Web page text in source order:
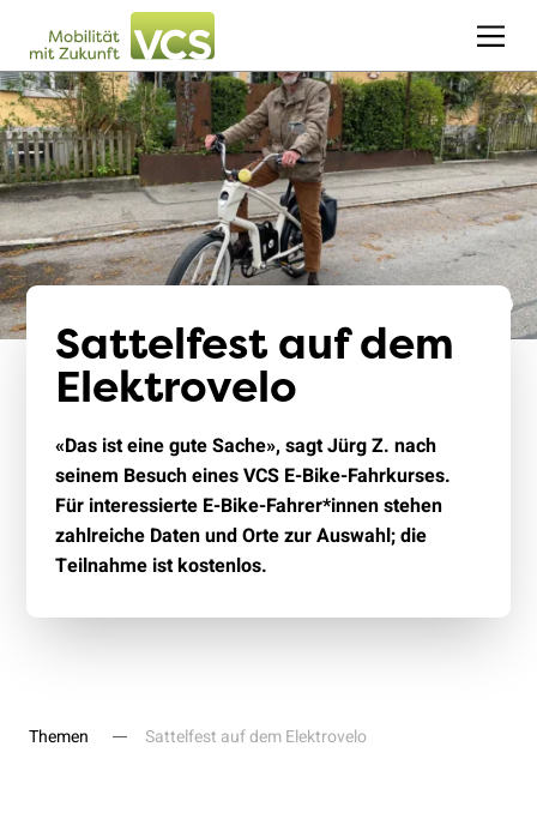
Sattelfest auf dem
Elektrovelo
«Das ist eine gute Sache», sagt Jürg Z. nach
seinem Besuch eines VCS E-Bike-Fahrkurses.
Für interessierte E-Bike-Fahrer*innen stehen
zahlreiche Daten und Orte zur Auswahl; die
Teilnahme ist kostenlos.
Themen Sattelfest auf dem Elektrovelo